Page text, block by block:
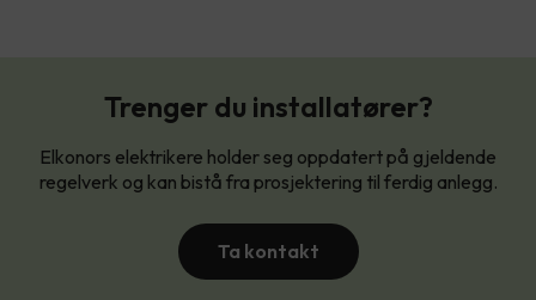
Trenger du installatører?
Elkonors elektrikere holder seg oppdatert på gjeldende
regelverk og kan bistå fra prosjektering til ferdig anlegg.
Ta kontakt